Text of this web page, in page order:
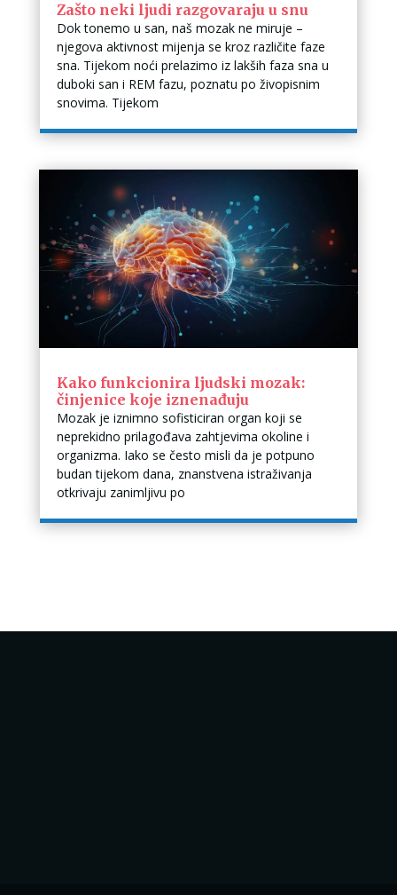
Zašto neki ljudi razgovaraju u snu
Dok tonemo u san, naš mozak ne miruje –
njegova aktivnost mijenja se kroz različite faze
sna. Tijekom noći prelazimo iz lakših faza sna u
duboki san i REM fazu, poznatu po živopisnim
snovima. Tijekom
Kako funkcionira ljudski mozak:
činjenice koje iznenađuju
Mozak je iznimno sofisticiran organ koji se
neprekidno prilagođava zahtjevima okoline i
organizma. Iako se često misli da je potpuno
budan tijekom dana, znanstvena istraživanja
otkrivaju zanimljivu po